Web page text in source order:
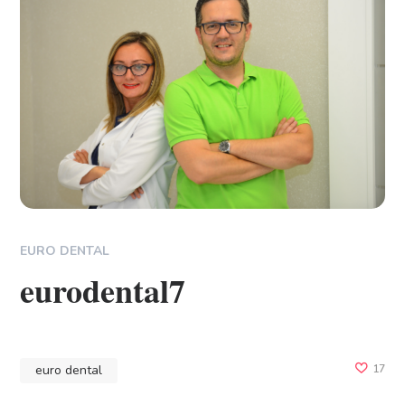
EURO DENTAL
eurodental7
euro dental 17